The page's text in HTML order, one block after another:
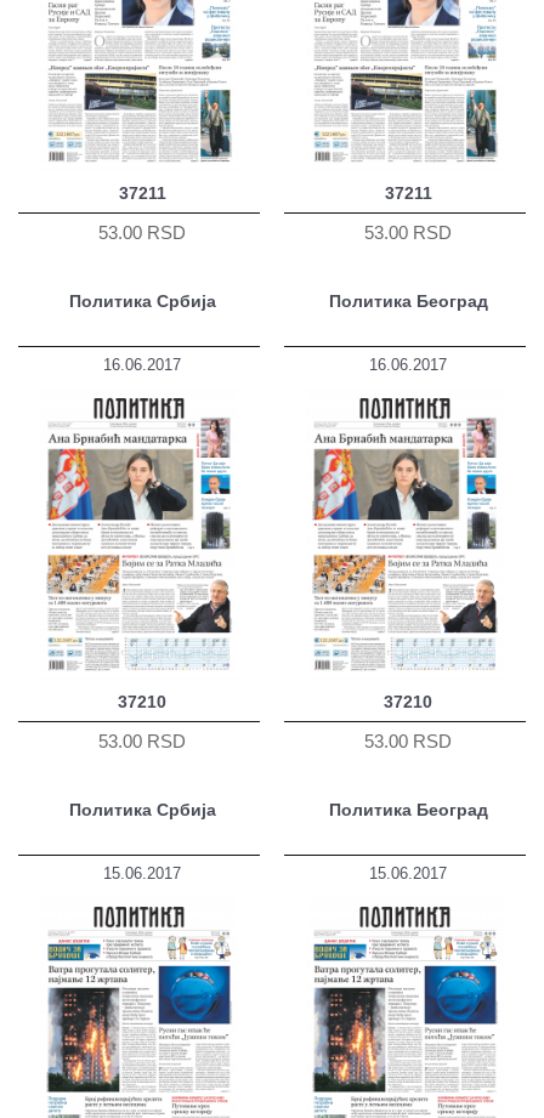
37211
53.00 RSD
37211
53.00 RSD
Политика Србија
16.06.2017
37210
53.00 RSD
Политика Београд
16.06.2017
37210
53.00 RSD
Политика Србија
15.06.2017
Политика Београд
15.06.2017